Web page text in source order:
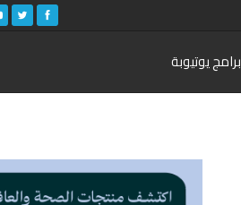
برامج يوتيوبة